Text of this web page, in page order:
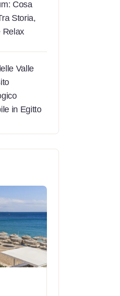
Cosa
Storia,
Relax
Valle
in Egitto